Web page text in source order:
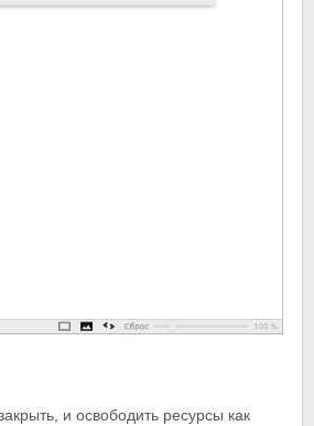
и освободить ресурсы как